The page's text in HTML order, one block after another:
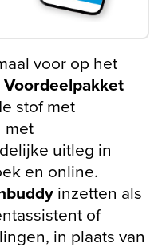
voor op het
Voordeelpakket
stof met
met
uitleg in
en online.
inzetten als
of
in plaats van